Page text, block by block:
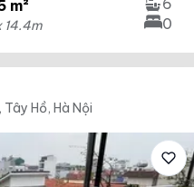
m²
14.4m
6
0
Hồ, Hà Nội